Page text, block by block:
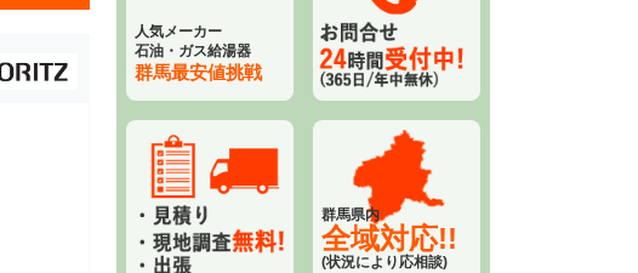
人気メーカー
石油・ガス給湯器
群馬最安値挑戦
群馬県内
全域対応!!
(状況により応相談)